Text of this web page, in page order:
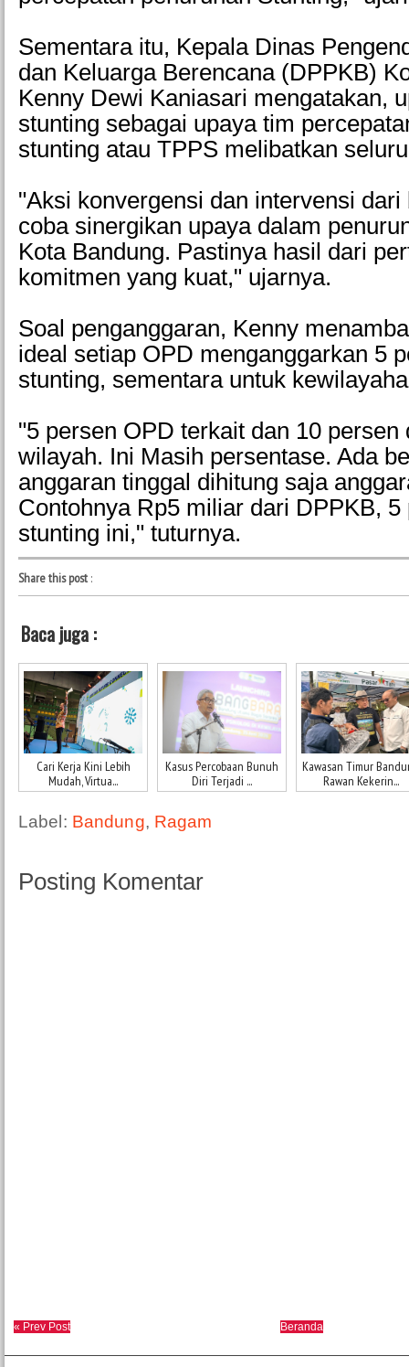
Sementara itu, Kepala Dinas
dan Keluarga Berencana (DPPKB)
Kenny Dewi Kaniasari mengatakan,
stunting sebagai upaya tim
stunting atau TPPS melibatkan
"Aksi konvergensi dan intervensi dari
coba sinergikan upaya dalam
Kota Bandung. Pastinya hasil dari
komitmen yang kuat," ujarnya.
Soal penganggaran, Kenny
ideal setiap OPD menganggarkan 5
stunting, sementara untuk
"5 persen OPD terkait dan 10 persen
wilayah. Ini Masih persentase. Ada
anggaran tinggal dihitung saja
Contohnya Rp5 miliar dari DPPKB, 5
stunting ini," tuturnya.
Share this post:
Baca juga :
Cari Kerja Kini Lebih
Mudah, Virtua...
Kasus Percobaan Bunuh
Diri Terjadi ...
Kawasan Timur
Rawan Kekerin...
Label: Bandung, Ragam
Posting Komentar
« Prev Post Beranda